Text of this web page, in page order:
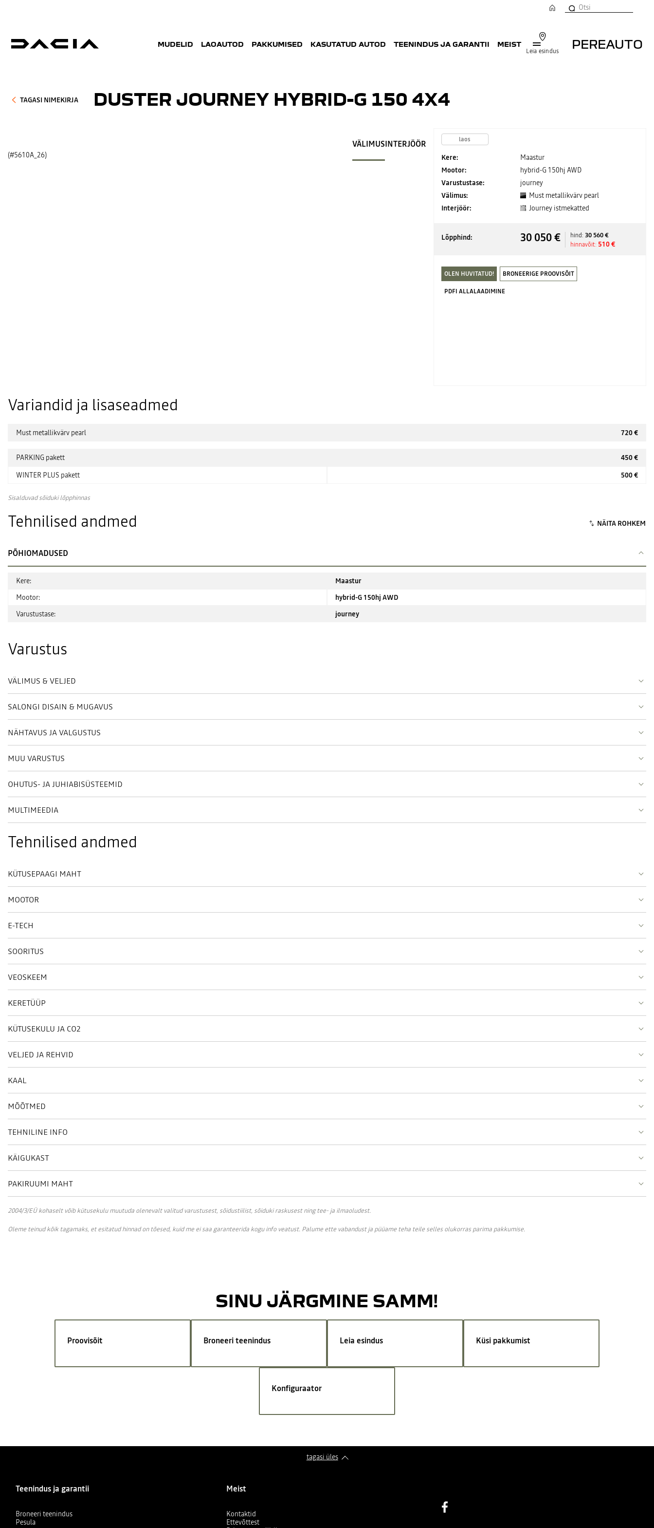
Leia esindus
PEREAUTO
MUDELID LAOAUTOD PAKKUMISED KASUTATUD AUTOD TEENINDUS JA GARANTII MEIST
TAGASI NIMEKIRJA DUSTER JOURNEY HYBRID-G 150 4X4
(#5610A_26)
VÄLIMUSINTERJÖÖR laos
Kere:
Maastur
Mootor:
hybrid-G 150hj AWD
Varustustase:
journey
Välimus:
Must metallikvärv pearl
Interjöör:
Journey istmekatted
Lõpphind: 30 050 € hind: 30 560 €
hinnavõit: 510 €
OLEN HUVITATUD! BRONEERIGE PROOVISÕIT
PDFI ALLALAADIMINE
Variandid ja lisaseadmed
Must metallikvärv pearl 720 €
PARKING pakett
450 €
WINTER PLUS pakett
500 €
Sisalduvad sõiduki lõpphinnas
Tehnilised andmed
PÕHIOMADUSED
Kere:
Maastur
Mootor:
hybrid-G 150hj AWD
Varustustase:
journey
Varustus
VÄLIMUS & VELJED
SALONGI DISAIN & MUGAVUS
NÄHTAVUS JA VALGUSTUS
MUU VARUSTUS
OHUTUS- JA JUHIABISÜSTEEMID
MULTIMEEDIA
Tehnilised andmed
KÜTUSEPAAGI MAHT
MOOTOR
E-TECH
SOORITUS
VEOSKEEM
KERETÜÜP
KÜTUSEKULU JA CO2
VELJED JA REHVID
KAAL
MÕÕTMED
TEHNILINE INFO
KÄIGUKAST
PAKIRUUMI MAHT
2004/3/EÜ kohaselt võib kütusekulu muutuda olenevalt valitud varustusest, sõidustiilist, sõiduki raskusest ning tee- ja ilmaoludest.
Oleme teinud kõik tagamaks, et esitatud hinnad on tõesed, kuid me ei saa garanteerida kogu info veatust. Palume ette vabandust ja püüame teha teile selles olukorras parima pakkumise.
SINU JÄRGMINE SAMM!
Proovisõit Broneeri teenindus Leia esindus Küsi pakkumist
Konfiguraator
tagasi üles
Teenindus ja garantii
Broneeri teenindus
Pesula
Meist
Kontaktid
Ettevõttest